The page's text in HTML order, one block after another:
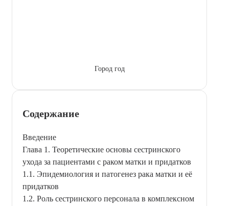
Город год
Содержание
Введение
Глава 1. Теоретические основы сестринского
ухода за пациентами с раком матки и придатков
1.1. Эпидемиология и патогенез рака матки и её
придатков
1.2. Роль сестринского персонала в комплексном